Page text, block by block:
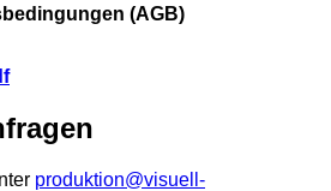
(AGB)
produktion@visuell-